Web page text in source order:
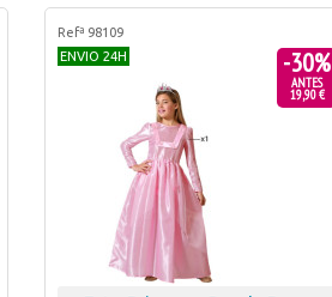
Refª 98109
ENVIO 24H
-30%
ANTES
19,90 €